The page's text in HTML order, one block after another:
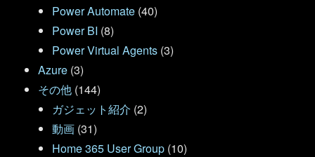
Power Automate (40)
Power BI (8)
Power Virtual Agents (3)
Azure (3)
その他 (144)
ガジェット紹介 (2)
動画 (31)
Home 365 User Group (10)